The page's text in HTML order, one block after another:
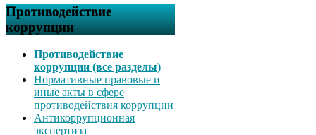
Противодействие
коррупции
Противодействие
коррупции (все разделы)
Нормативные правовые и
иные акты в сфере
противодействия коррупции
Антикоррупционная
экспертиза